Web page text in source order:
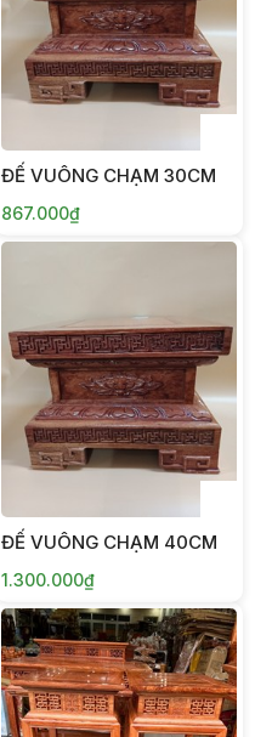
ĐẾ VUÔNG CHẠM 30CM
867.000₫
ĐẾ VUÔNG CHẠM 40CM
1.300.000₫